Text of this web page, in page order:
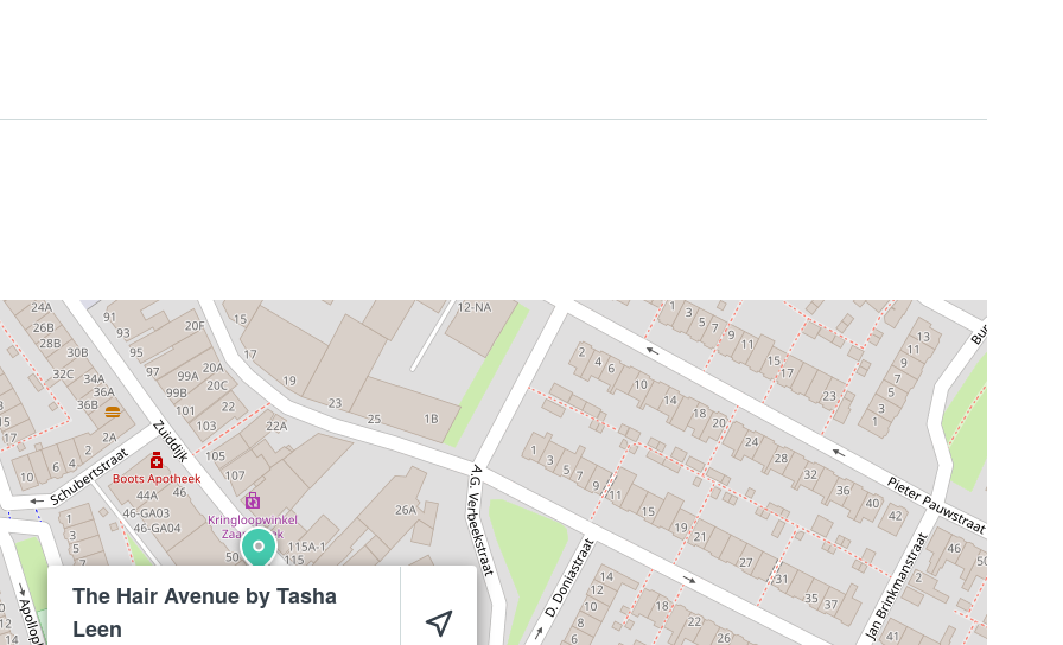
The Hair Avenue by Tasha
Leen